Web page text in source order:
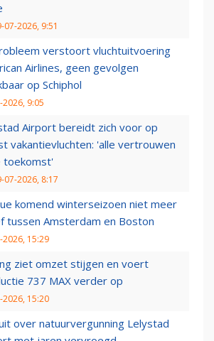
07-2026, 9:51
verstoort vluchtuitvoering
Airlines, geen gevolgen
op Schiphol
2026, 9:05
Airport bereidt zich voor op
vakantievluchten: 'alle vertrouwen
toekomst'
07-2026, 8:17
komend winterseizoen niet meer
tussen Amsterdam en Boston
2026, 15:29
ziet omzet stijgen en voert
737 MAX verder op
2026, 15:20
over natuurvergunning Lelystad